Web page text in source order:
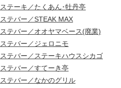
ステーキ／たくあん･牡丹亭
ステバー／STEAK MAX
ステバー／オオヤマベース(廃業)
ステバー／ジェロニモ
ステバー／ステーキハウスシカゴ
ステバー／すてーき亭
ステバー／なかのグリル